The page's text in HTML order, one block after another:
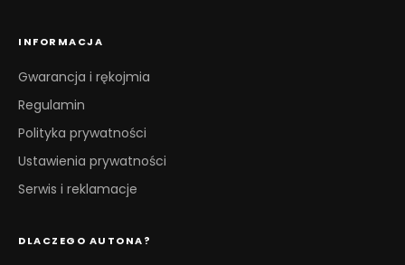
INFORMACJA
Gwarancja i rękojmia
Regulamin
Polityka prywatności
Ustawienia prywatności
Serwis i reklamacje
DLACZEGO AUTONA?